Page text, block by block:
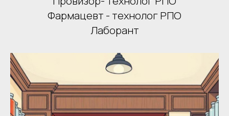
Фармацевт - технолог РПО
Лаборант